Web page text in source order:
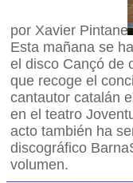
por Xavier Pintanel
Esta mañana se
el disco Cançó de
que recoge el
cantautor catalán
en el teatro
acto también ha
discográfico
volumen.